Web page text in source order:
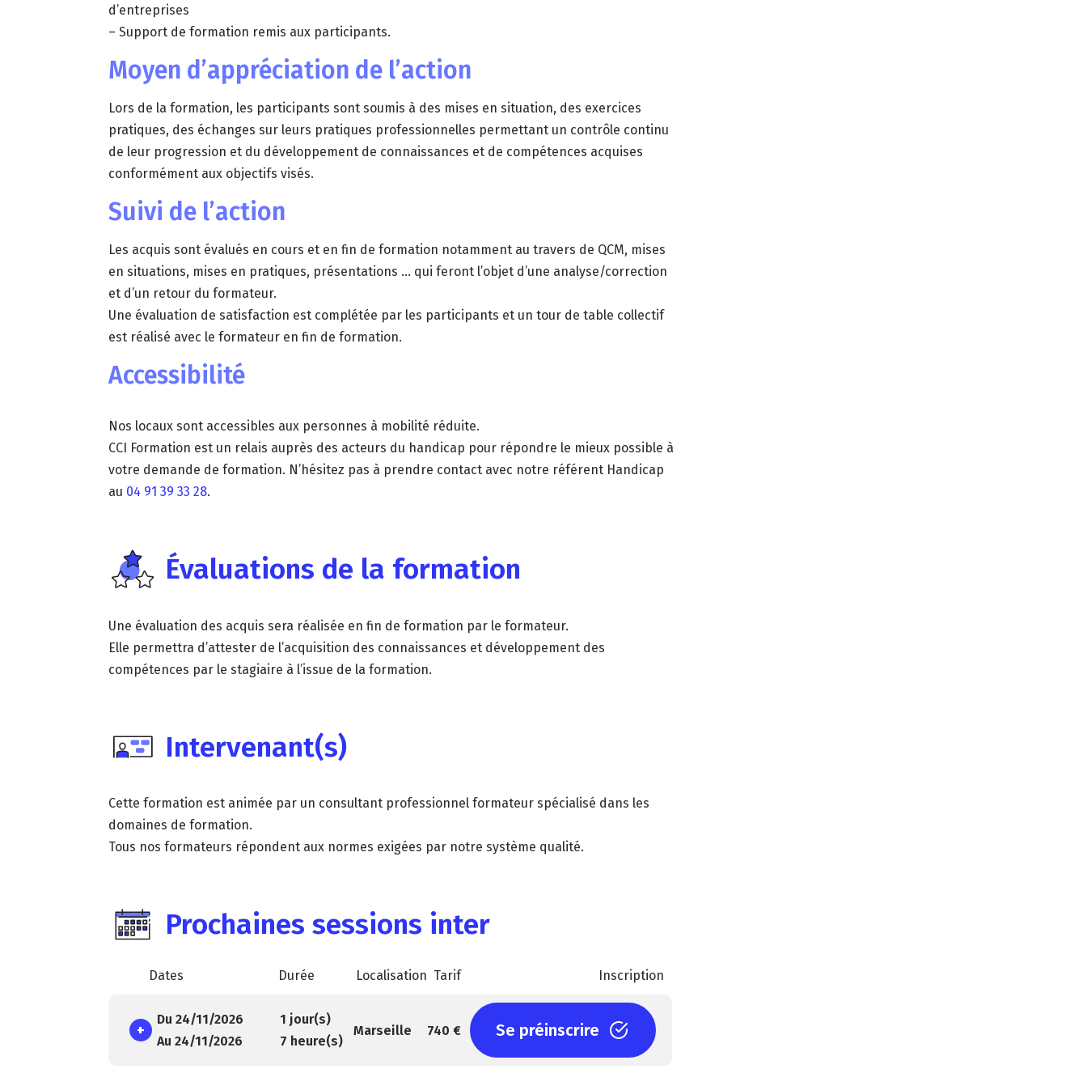
d’entreprises
– Support de formation remis aux participants.
Moyen d’appréciation de l’action
Lors de la formation, les participants sont soumis à des mises en situation, des exercices
pratiques, des échanges sur leurs pratiques professionnelles permettant un contrôle continu
de leur progression et du développement de connaissances et de compétences acquises
conformément aux objectifs visés.
Suivi de l’action
Les acquis sont évalués en cours et en fin de formation notamment au travers de QCM, mises
en situations, mises en pratiques, présentations … qui feront l’objet d’une analyse/correction
et d’un retour du formateur.
Une évaluation de satisfaction est complétée par les participants et un tour de table collectif
est réalisé avec le formateur en fin de formation.
Accessibilité
Nos locaux sont accessibles aux personnes à mobilité réduite.
CCI Formation est un relais auprès des acteurs du handicap pour répondre le mieux possible à
votre demande de formation. N’hésitez pas à prendre contact avec notre référent Handicap
au 04 91 39 33 28.
Évaluations de la formation
Une évaluation des acquis sera réalisée en fin de formation par le formateur.
Elle permettra d’attester de l’acquisition des connaissances et développement des
compétences par le stagiaire à l’issue de la formation.
Intervenant(s)
Cette formation est animée par un consultant professionnel formateur spécialisé dans les
domaines de formation.
Tous nos formateurs répondent aux normes exigées par notre système qualité.
Prochaines sessions inter
Dates Durée Localisation Tarif Inscription
+
Du 24/11/2026
Au 24/11/2026
1 jour(s)
7 heure(s)
Marseille 740 € Se préinscrire